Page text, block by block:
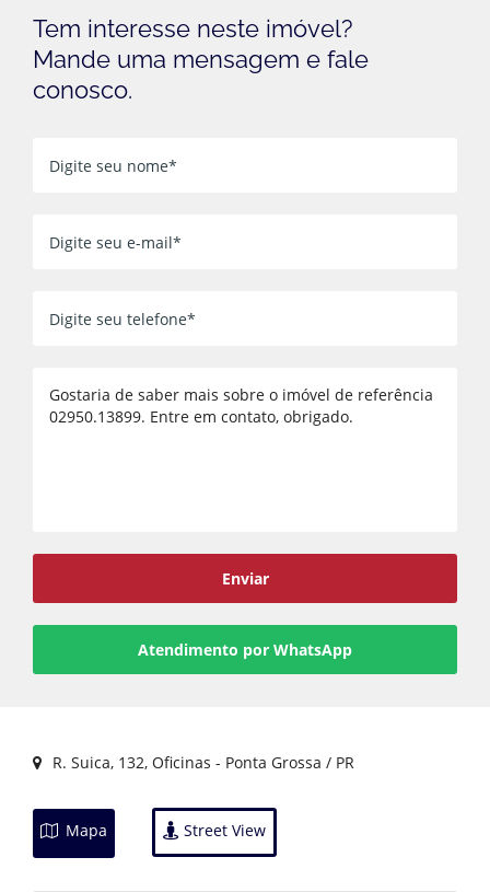
Tem interesse neste imóvel?
Mande uma mensagem e fale
conosco.
Enviar
Atendimento por WhatsApp
R. Suica, 132, Oficinas - Ponta Grossa / PR
Mapa Street View